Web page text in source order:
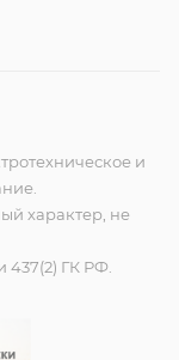
и
характер, не
437(2) ГК РФ.